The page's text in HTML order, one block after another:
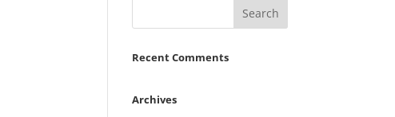
Recent Comments
Archives